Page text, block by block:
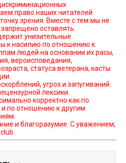
зрения. Вместе с тем мы не
оставлять
унизительные
к насилию по отношению к
людей на основании их расы,
вероисповедания,
статуса ветерана, касты
угроз и запугиваний.
лексики.
корректно как по
по отношению к другим
и благоразумие. С уважением,